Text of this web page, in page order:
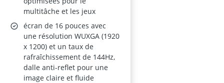
multitâche et les jeux
écran de 16 pouces avec
une résolution WUXGA (1920
x 1200) et un taux de
rafraîchissement de 144Hz,
dalle anti-reflet pour une
image claire et fluide